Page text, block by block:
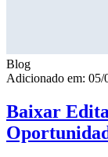
Blog
Adicionado em: 05/
Baixar